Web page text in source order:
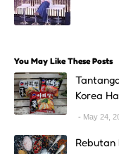
You May Like These Posts
Korea
May 24,
Rebutan